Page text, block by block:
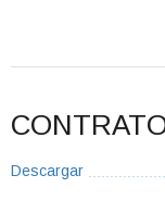
Descargar